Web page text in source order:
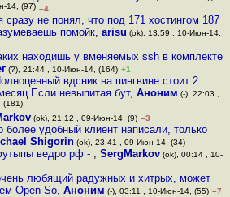
14, (97) –4
сразу не понял, что под 171 хостингом 187
помойк, arisu (ok), 13:59 , 10-Июн-14,
находишь у вменяемых ssh в комплекте
(?), 21:44 , 10-Июн-14, (164) +1
вдсник на пингвине стоит 2
Если невыпитая бут, Аноним (-), 22:03 ,
(181)
(ok), 21:12 , 09-Июн-14, (9) –3
более удобный клиент написали, только
Shigorin(ok), 23:41 , 09-Июн-14, (34)
ведро рф - ,SergMarkov (ok), 00:14 , 10-
любящий радужных и хитрых, может
Open So,Аноним (-), 03:11 , 10-Июн-14, (55) –7